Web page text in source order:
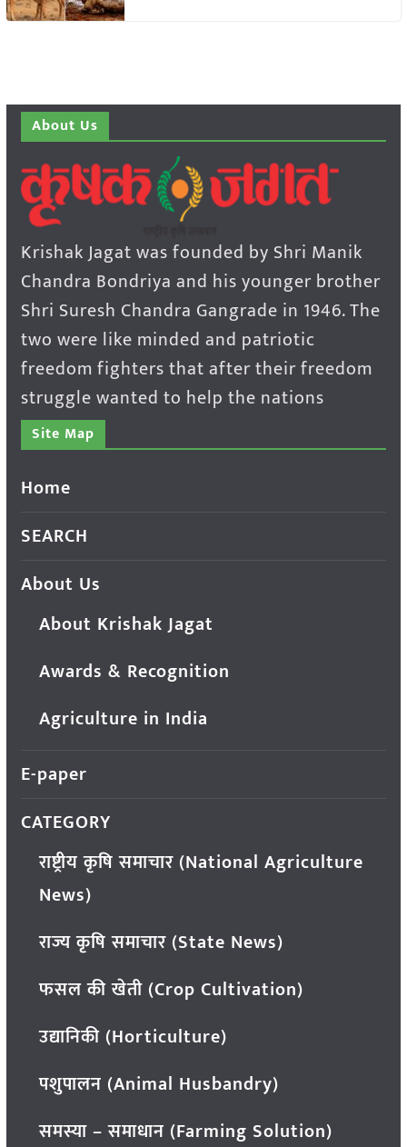
About Us
Krishak Jagat was founded by Shri Manik
Chandra Bondriya and his younger brother
Shri Suresh Chandra Gangrade in 1946. The
two were like minded and patriotic
freedom fighters that after their freedom
struggle wanted to help the nations
Site Map
Home
SEARCH
About Us
About Krishak Jagat
Awards & Recognition
Agriculture in India
E-paper
CATEGORY
राष्ट्रीय कृषि समाचार (National Agriculture
News)
राज्य कृषि समाचार (State News)
फसल की खेती (Crop Cultivation)
उद्यानिकी (Horticulture)
पशुपालन (Animal Husbandry)
समस्या – समाधान (Farming Solution)